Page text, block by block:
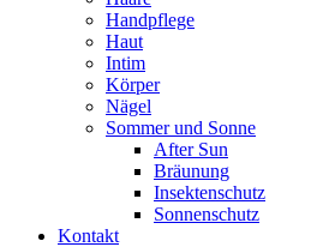
Handpflege
Haut
Intim
Körper
Nägel
Sommer und Sonne
After Sun
Bräunung
Insektenschutz
Sonnenschutz
Kontakt